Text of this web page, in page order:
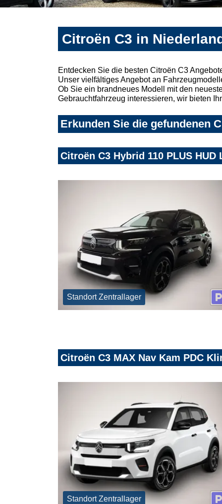
Citroën C3 in
Entdecken Sie die besten Citroën C3
Unser vielfältiges Angebot an
Ob Sie ein brandneues Modell mit den
Gebrauchtfahrzeug interessieren, wir bieten
Erkunden Sie die gefundenen
Citroën C3 Hybrid 110 PLUS
Standort Zentrallager
Citroën C3 MAX Nav Kam PDC
Standort Zentrallager